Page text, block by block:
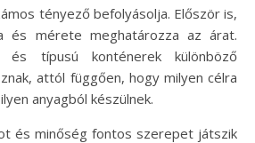
és mérete meghatározza az árat.
és típusú konténerek különböző
attól függően, hogy milyen célra
anyagból készülnek.
és minőség fontos szerepet játszik